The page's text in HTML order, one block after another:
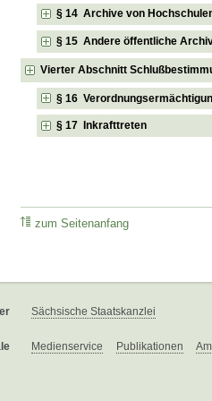
§ 14 Archive von
§ 15 Andere öffentliche
Vierter Abschnitt
§ 16
§ 17 Inkrafttreten
zum Seitenanfang
Sächsische Staatskanzlei
Medienservice Publikationen